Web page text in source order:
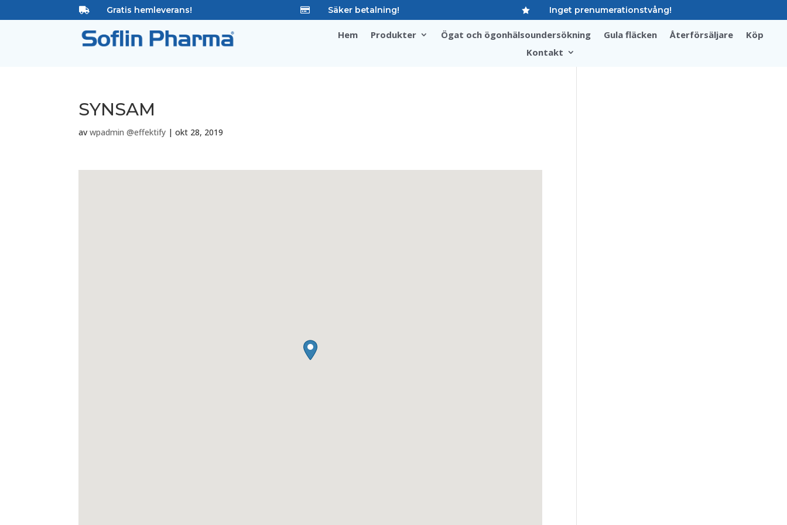
 Gratis hemleverans!  Säker betalning!  Inget prenumerationstvång!
Hem Produkter Ögat och ögonhälsoundersökning Gula fläcken Återförsäljare
Köp
Kontakt
SYNSAM
avwpadmin @effektify |okt 28, 2019